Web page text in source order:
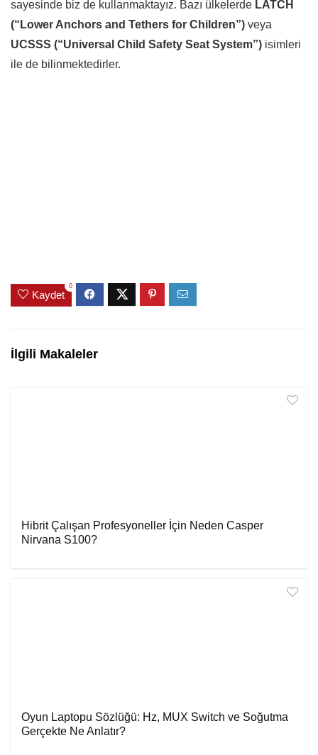
sayesinde biz de kullanmaktayız. Bazı ülkelerde LATCH
(“Lower Anchors and Tethers for Children”) veya
UCSSS (“Universal Child Safety Seat System”) isimleri
ile de bilinmektedirler.
Kaydet
0
İlgili Makaleler
Hibrit Çalışan Profesyoneller İçin Neden Casper
Nirvana S100?
Oyun Laptopu Sözlüğü: Hz, MUX Switch ve Soğutma
Gerçekte Ne Anlatır?